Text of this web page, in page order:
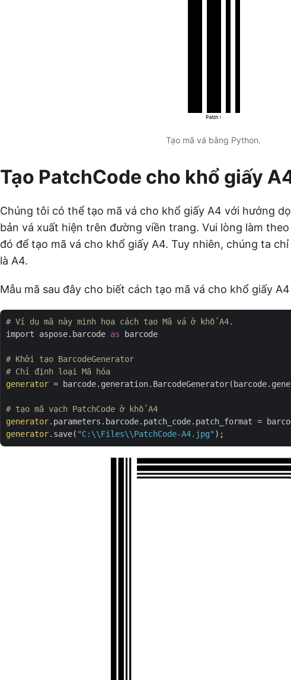
Tạo mã vá bằng Python.
Tạo PatchCode cho khổ giấy
Chúng tôi có thể tạo mã vá cho khổ giấy A4 với hướng
bản vá xuất hiện trên đường viền trang. Vui lòng làm
đó để tạo mã vá cho khổ giấy A4. Tuy nhiên, chúng ta
là A4.
Mẫu mã sau đây cho biết cách tạo mã vá cho khổ giấy
# Ví dụ mã này minh họa cách tạo Mã vá ở khổ A4.
import aspose.barcode as barcode
# Khởi tạo BarcodeGenerator
# Chỉ định loại Mã hóa
generator =
# tạo mã vạch PatchCode ở khổ A4
generator
generator.save( "C:\\Files\\PatchCode-A4.jpg"